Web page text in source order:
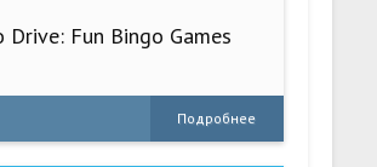
Drive: Fun Bingo Games
Подробнее